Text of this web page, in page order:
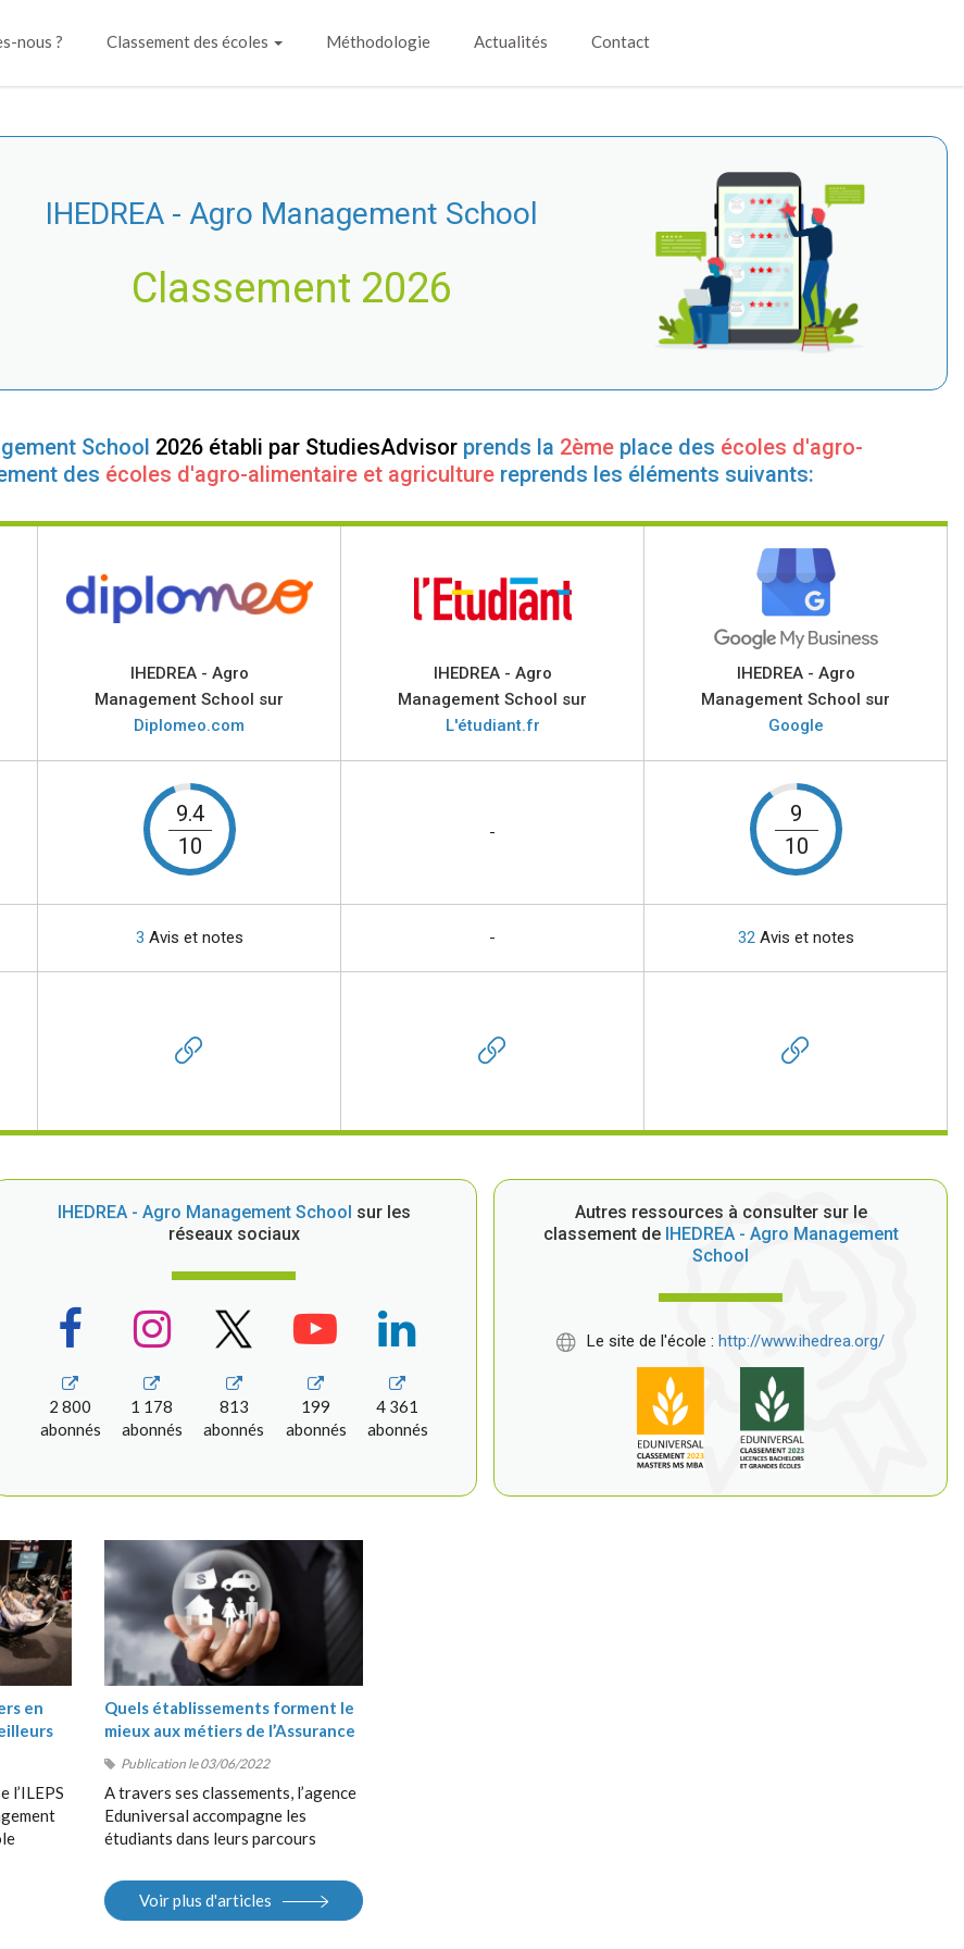
nous ? Classement des écoles Méthodologie Actualités Contact
IHEDREA - Agro Management School
Classement 2026
School 2026 établi par StudiesAdvisor prends la 2ème place des écoles d'agro-
des écoles d'agro-alimentaire et agriculture reprends les éléments suivants:
IHEDREA - Agro
Management School sur
Diplomeo.com
IHEDREA - Agro
Management School sur
L'étudiant.fr
IHEDREA - Agro
Management School sur
Google
9.4
10
-
9
10
3 Avis et notes - 32Avis et notes
IHEDREA - Agro Management School sur les
réseaux sociaux
2 800
abonnés
1 178
abonnés
813
abonnés
199
abonnés
4 361
abonnés
Autres ressources à consulter sur le
classement deIHEDREA - Agro Management
School
Le site de l'école : http://www.ihedrea.org/
en
l’ILEPS
Quels établissements forment le
mieux aux métiers de l’Assurance
Publication le 03/06/2022
A travers ses classements, l’agence
Eduniversal accompagne les
étudiants dans leurs parcours
Bac+5, en France et à
l’international. Elle met à la
Voir plus d'articles